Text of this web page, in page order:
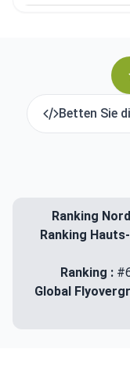
Betten Sie
Ranking
Ranking
Ranking :
Global